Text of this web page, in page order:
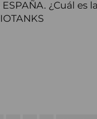
¿Cuál es